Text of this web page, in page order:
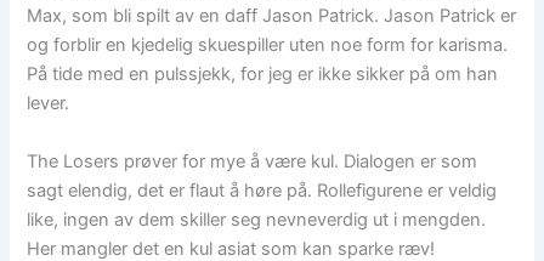
Max, som bli spilt av en daff Jason Patrick. Jason Patrick er
og forblir en kjedelig skuespiller uten noe form for karisma.
På tide med en pulssjekk, for jeg er ikke sikker på om han
lever.
The Losers prøver for mye å være kul. Dialogen er som
sagt elendig, det er flaut å høre på. Rollefigurene er veldig
like, ingen av dem skiller seg nevneverdig ut i mengden.
Her mangler det en kul asiat som kan sparke ræv!